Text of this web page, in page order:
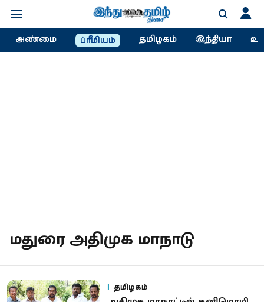
அண்மை ப்ரீமியம் தமிழகம் இந்தியா
மதுரை அதிமுக மாநாடு
தமிழகம்